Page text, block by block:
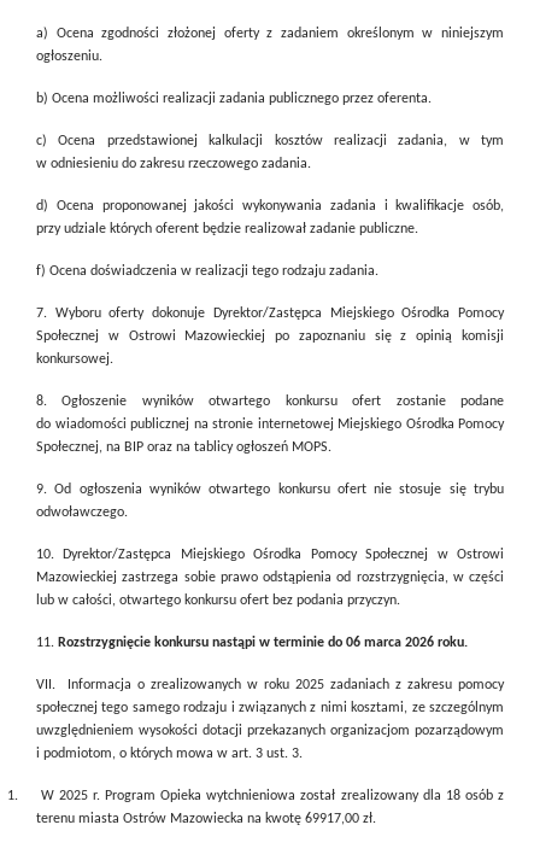
a) Ocena zgodności złożonej oferty z zadaniem określonym w niniejszym
ogłoszeniu.
b) Ocena możliwości realizacji zadania publicznego przez oferenta.
c) Ocena przedstawionej kalkulacji kosztów realizacji zadania, w tym
w odniesieniu do zakresu rzeczowego zadania.
d) Ocena proponowanej jakości wykonywania zadania i kwalifikacje osób,
przy udziale których oferent będzie realizował zadanie publiczne.
f) Ocena doświadczenia w realizacji tego rodzaju zadania.
7. Wyboru oferty dokonuje Dyrektor/Zastępca Miejskiego Ośrodka Pomocy
Społecznej w Ostrowi Mazowieckiej po zapoznaniu się z opinią komisji
konkursowej.
8. Ogłoszenie wyników otwartego konkursu ofert zostanie podane
do wiadomości publicznej na stronie internetowej Miejskiego Ośrodka Pomocy
Społecznej, na BIP oraz na tablicy ogłoszeń MOPS.
9. Od ogłoszenia wyników otwartego konkursu ofert nie stosuje się trybu
odwoławczego.
10. Dyrektor/Zastępca Miejskiego Ośrodka Pomocy Społecznej w Ostrowi
Mazowieckiej zastrzega sobie prawo odstąpienia od rozstrzygnięcia, w części
lub w całości, otwartego konkursu ofert bez podania przyczyn.
11. Rozstrzygnięcie konkursu nastąpi w terminie do 06 marca 2026 roku.
VII.
Informacja o zrealizowanych w roku 2025 zadaniach z zakresu pomocy
społecznej tego samego rodzaju i związanych z nimi kosztami, ze szczególnym
uwzględnieniem wysokości dotacji przekazanych organizacjom pozarządowym
i podmiotom, o których mowa w art. 3 ust. 3.
1. W2025 r. Program Opieka wytchnieniowa został zrealizowany dla 18 osób z
terenu miasta Ostrów Mazowiecka na kwotę 69917,00 zł.